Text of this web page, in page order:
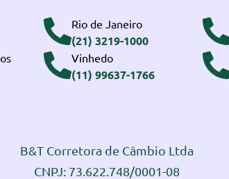
Rio de Janeiro
(21) 3219-1000
Vinhedo
(11) 99637-1766
B&T Corretora de Câmbio Ltda
CNPJ: 73.622.748/0001-08